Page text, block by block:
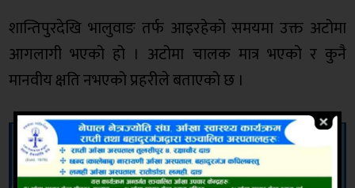
शान्तिपुरदेखि भालुवाङ तर्फ आइरहेको समयमा उक्त अटोमा
आगलागी भएको हो । अटोमा चालक मात्र भएको र कुनै
मानवीय क्षति नभएको प्रहरीले बताएको छ ।